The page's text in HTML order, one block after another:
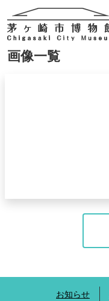
画像一覧
お知らせ